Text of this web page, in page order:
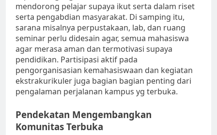
mendorong pelajar supaya ikut serta dalam riset
serta pengabdian masyarakat. Di samping itu,
sarana misalnya perpustakaan, lab, dan ruang
seminar perlu didesain agar, semua mahasiswa
agar merasa aman dan termotivasi supaya
pendidikan. Partisipasi aktif pada
pengorganisasian kemahasiswaan dan kegiatan
ekstrakurikuler juga bagian bagian penting dari
pengalaman perjalanan kampus yg terbuka.
Pendekatan Mengembangkan
Komunitas Terbuka